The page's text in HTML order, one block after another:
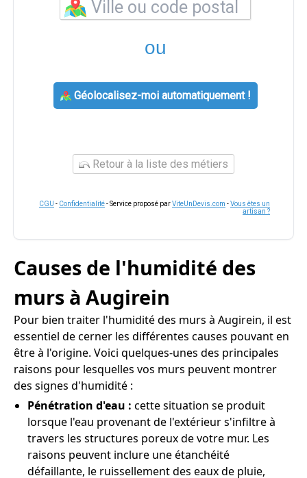
ou
Géolocalisez-moi automatiquement !
Retour à la liste des métiers
CGU - Confidentialité- Service proposé parViteUnDevis.com -Vous êtes un
artisan ?
Causes de l'humidité des
murs à Augirein
Pour bien traiter l'humidité des murs à Augirein, il est
essentiel de cerner les différentes causes pouvant en
être à l'origine. Voici quelques-unes des principales
raisons pour lesquelles vos murs peuvent montrer
des signes d'humidité :
Pénétration d'eau : cette situation se produit
lorsque l'eau provenant de l'extérieur s'infiltre à
travers les structures poreux de votre mur. Les
raisons peuvent inclure une étanchéité
défaillante, le ruissellement des eaux de pluie,